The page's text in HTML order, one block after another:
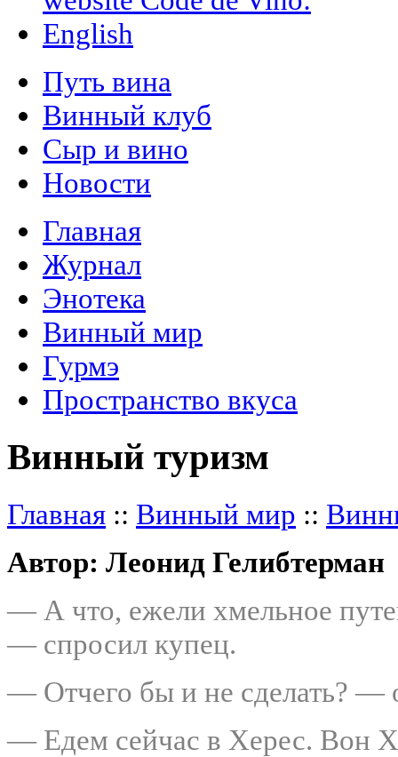
Путь вина
Винный клуб
Сыр и вино
Новости
Главная
Журнал
Энотека
Винный мир
Гурмэ
Пространство вкуса
Винный туризм
Главная :: Винный мир ::
Автор: Леонид Гелибтерман
— А что, ежели хмельное
— спросил купец.
— Отчего бы и не сделать? —
— Едем сейчас в Херес. Вон